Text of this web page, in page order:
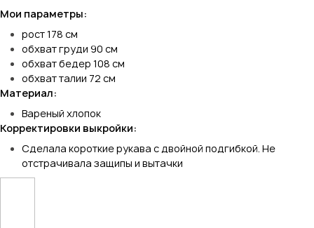
Мои параметры:
рост 178 см
обхват груди 90 см
обхват бедер 108 см
обхват талии 72 см
Материал:
Вареный хлопок
Корректировки выкройки:
Сделала короткие рукава с двойной подгибкой. Не
отстрачивала защипы и вытачки